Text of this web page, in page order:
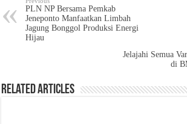
PLN NP Bersama Pemkab
Jeneponto Manfaatkan Limbah
Jagung Bonggol Produksi Energi
Hijau
Jelajahi Semua
di
Related Articles